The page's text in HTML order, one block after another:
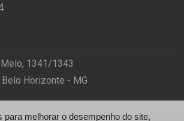
1341/1343
Horizonte - MG
para melhorar o desempenho do site,